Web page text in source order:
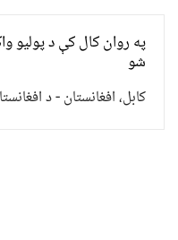
په روان کال کې د پولیو
شو
کابل، افغانستان - د